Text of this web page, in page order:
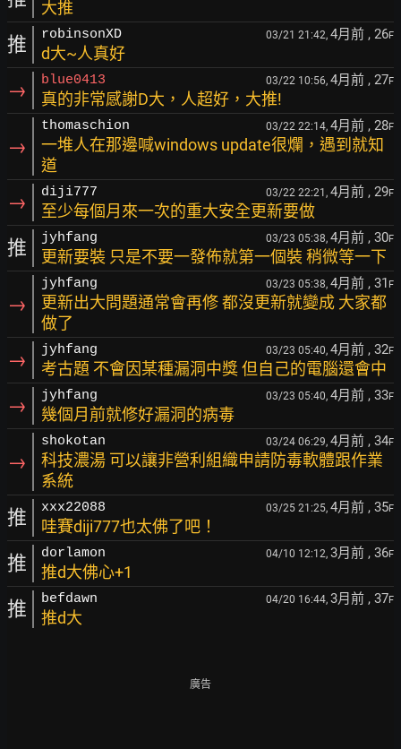
大推
推 robinsonXD 03/21 21:42, 4月前 , 26F
d大~人真好
→ blue0413 03/22 10:56, 4月前 , 27F
真的非常感謝D大，人超好，大推!
→
thomaschion 03/22 22:14, 4月前 , 28F
一堆人在那邊喊windows update很爛，遇到就知
道
→ diji777 03/22 22:21, 4月前 , 29F
至少每個月來一次的重大安全更新要做
推 jyhfang 03/23 05:38, 4月前 , 30F
更新要裝 只是不要一發佈就第一個裝 稍微等一下
→
jyhfang 03/23 05:38, 4月前 , 31 F
更新出大問題通常會再修 都沒更新就變成 大家都
做了
→ jyhfang 03/23 05:40, 4月前 , 32F
考古題 不會因某種漏洞中獎 但自己的電腦還會中
→ jyhfang 03/23 05:40, 4月前 , 33F
幾個月前就修好漏洞的病毒
→
shokotan 03/24 06:29, 4月前 , 34F
科技濃湯 可以讓非營利組織申請防毒軟體跟作業
系統
推 xxx22088 03/25 21:25, 4月前 , 35F
哇賽diji777也太佛了吧！
推 dorlamon 04/10 12:12, 3月前 , 36F
推d大佛心+1
推 befdawn 04/20 16:44, 3月前 , 37F
推d大
廣告